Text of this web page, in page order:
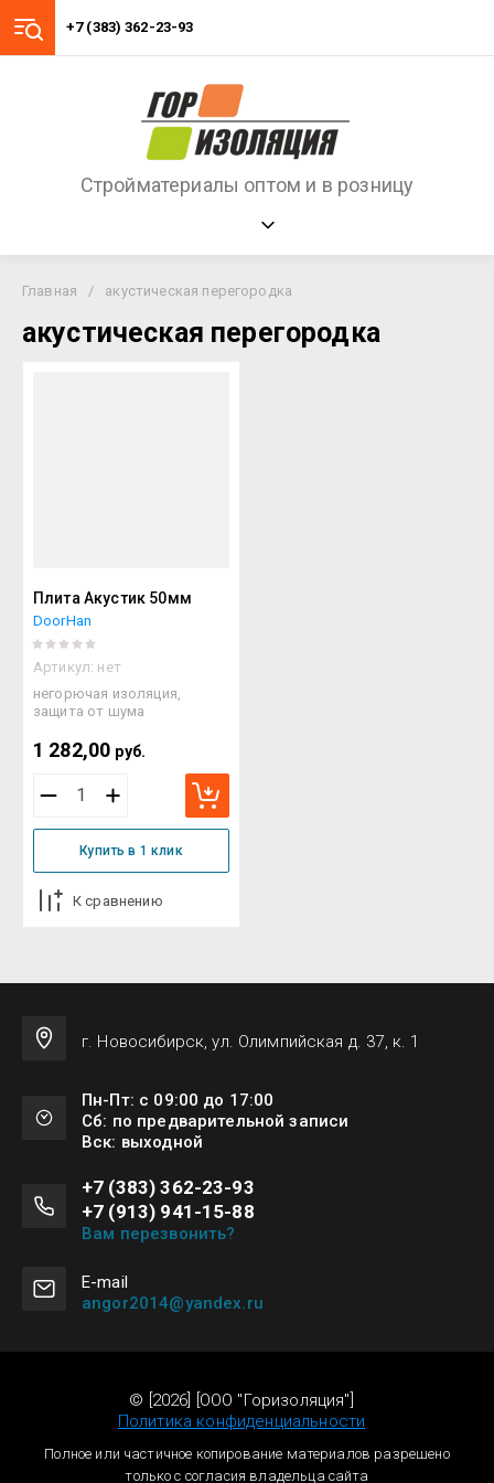
+7 (383) 362-23-93
Стройматериалы оптом и в розницу
Главная / акустическая перегородка
акустическая перегородка
Плита Акустик 50мм
DoorHan
Артикул: нет
негорючая изоляция,
защита от шума
1 282,00 руб.
Купить в 1 клик
К сравнению
г. Новосибирск, ул. Олимпийская д. 37, к. 1
Пн-Пт: с 09:00 до 17:00
Сб: по предварительной записи
Вск: выходной
+7 (383) 362-23-93
+7 (913) 941-15-88
Вам перезвонить?
Е-mail
angor2014@yandex.ru
© [2026] [ООО "Горизоляция"]
Политика конфиденциальности
Полное или частичное копирование материалов разрешено
только с согласия владельца сайта